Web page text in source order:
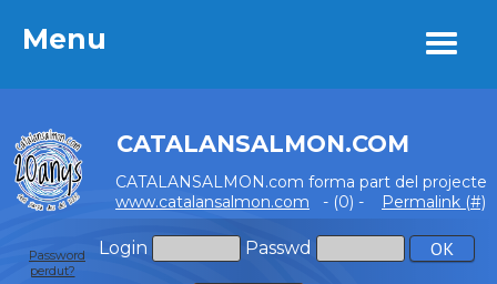
Menu
CATALANSALMON.COM
CATALANSALMON.com forma part del projecte
www.catalansalmon.com - (0) - Permalink (#)
Login Passwd
Password
perdut?
Menu